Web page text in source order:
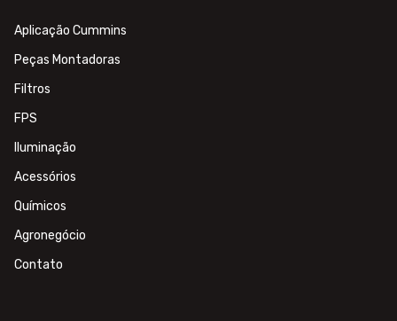
Aplicação Cummins
Peças Montadoras
Filtros
FPS
Iluminação
Acessórios
Químicos
Agronegócio
Contato